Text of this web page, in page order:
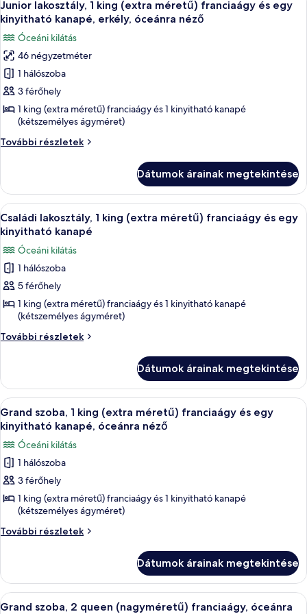
néző
további
részletei
következő
szoba
összes
képének
megtekintése:
Junior
lakosztály,
king
franciaágy
és
egy
kinyitható
kanapé,
erkély,
óceánra
néző
Junior lakosztály, 1 king (extra méretű) franciaágy és egy
kinyitható kanapé, erkély, óceánra néző
Óceáni kilátás
46 négyzetméter
1 hálószoba
3 férőhely
1 king (extra méretű) franciaágy és 1 kinyitható kanapé
(kétszemélyes ágyméret)
További részletek
Junior
(extra
méretű)
franciaágy
és
egy
kinyitható
kanapé,
erkély,
óceánra
néző
további
Dátumok árainak megtekintése
A
következő
szoba
összes
képének
megtekintése:
Családi
lakosztály,
1
méretű)
franciaágy
és
egy
kinyitható
kanapé
Prémium ágynemű, pehelypaplan,
5
Családi lakosztály, 1 king (extra méretű) franciaágy és egy
kinyitható kanapé
Óceáni kilátás
1 hálószoba
5 férőhely
1 king (extra méretű) franciaágy és 1 kinyitható kanapé
(kétszemélyes ágyméret)
További részletek
Családi
(extra
méretű)
franciaágy
és
egy
kinyitható
kanapé
további
részletei
Dátumok árainak megtekintése
A
következő
szoba
összes
képének
megtekintése:
Grand
szoba,
1
méretű)
franciaágy
és
Egy modern szállodaszoba,
4
Grand szoba, 1 king (extra méretű) franciaágy és egy
kinyitható kanapé, óceánra néző
Óceáni kilátás
1 hálószoba
3 férőhely
1 king (extra méretű) franciaágy és 1 kinyitható kanapé
(kétszemélyes ágyméret)
További részletek
Grand
(extra
méretű)
franciaágy
Dátumok árainak megtekintése
A
Egy szállodai szoba két ággyal,
6
Grand szoba, 2 queen (nagyméretű) franciaágy, óceánra